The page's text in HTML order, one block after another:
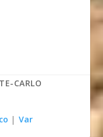
CARLO
| Var